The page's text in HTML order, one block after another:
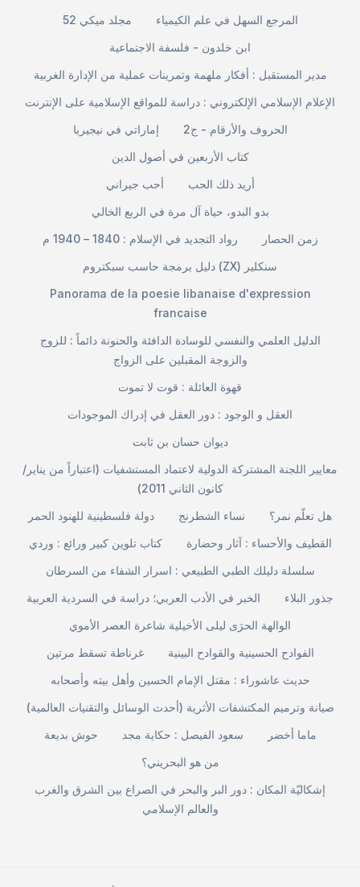
مجلد ميكي 52
المرجع السهل في علم الكيمياء
ابن خلدون - فلسفة الاجتماعية
مدير المستقبل : أفكار ملهمة وتمرينات عملية من الإدارة الغربية
الإعلام الإسلامي الإلكتروني : دراسة للمواقع الإسلامية على الإنترنت
إماراتي في نيجيريا
الحروف والأرقام - ج2
كتاب الأربعين في أصول الدين
أحب جيراني
أريد ذلك الحب
بدو البدو، حياة آل مرة في الربع الخالي
رواد التجديد في الإسلام : 1840 – 1940 م
زمن الحصار
دليل برمجة حاسب سبكتروم (ZX) سنكلير
Panorama de la poesie libanaise d'expression
francaise
الدليل العلمي والنفسي للوسادة الدافئة والحنونة دائماً : للزوج
والزوجة المقبلين على الزواج
قهوة العائلة : قوت لا تموت
العقل و الوجود : دور العقل في إدراك الموجودات
ديوان حسان بن ثابت
معايير اللجنة المشتركة الدولية لاعتماد المستشفيات (اعتباراً من يناير/
كانون الثاني 2011)
دولة فلسطينية للهنود الحمر
نساء الشطرنج
هل تعلّم نمر؟
كتاب تلوين كبير ورائع : وردي
القطيف والأحساء : آثار وحضارة
سلسلة دليلك الطبي الطبيعي : اسرار الشفاء من السرطان
الخبر في الأدب العربي؛ دراسة في السردية العربية
جذور البلاء
الوالهة الحرَى ليلى الأخيلية شاعرة العصر الأموي
غرناطة تسقط مرتين
الفوادح الحسينية والقوادح البينية
حديث عاشوراء : مقتل الإمام الحسين وأهل بيته وأصحابه
صيانة وترميم المكتشفات الأثرية (أحدث الوسائل والتقنيات العالمية)
حوش بديعة
سعود الفيصل : حكاية مجد
ماما أخضر
من هو البحريني؟
إشكاليّة المكان : دور البر والبحر في الصراع بين الشرق والغرب
والعالم الإسلامي